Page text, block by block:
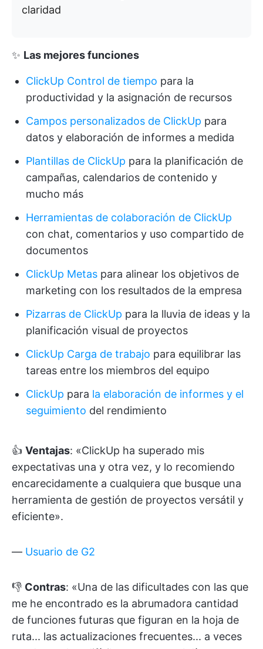
claridad
✨ Las mejores funciones
ClickUp Control de tiempo para la
productividad y la asignación de recursos
Campos personalizados de ClickUp para
datos y elaboración de informes a medida
Plantillas de ClickUp para la planificación de
campañas, calendarios de contenido y
mucho más
Herramientas de colaboración de ClickUp
con chat, comentarios y uso compartido de
documentos
ClickUp Metas para alinear los objetivos de
marketing con los resultados de la empresa
Pizarras de ClickUp para la lluvia de ideas y la
planificación visual de proyectos
ClickUp Carga de trabajo para equilibrar las
tareas entre los miembros del equipo
ClickUp para la elaboración de informes y el
seguimiento del rendimiento
👍 Ventajas: «ClickUp ha superado mis
expectativas una y otra vez, y lo recomiendo
encarecidamente a cualquiera que busque una
herramienta de gestión de proyectos versátil y
eficiente».
— Usuario de G2
👎 Contras: «Una de las dificultades con las que
me he encontrado es la abrumadora cantidad
de funciones futuras que figuran en la hoja de
ruta... las actualizaciones frecuentes... a veces